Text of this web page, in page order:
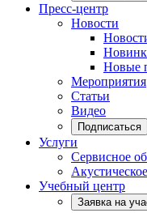
Пресс-центр
Новости
Новые
Мероприятия
Статьи
Видео
Подписаться
Услуги
Сервисное
Учебный центр
Заявка на